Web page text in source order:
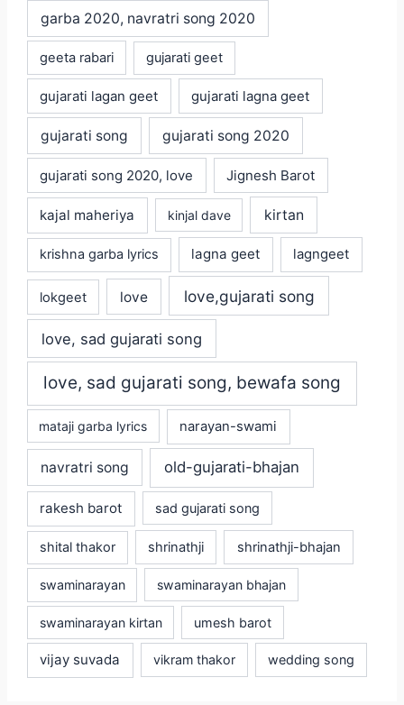
garba 2020, navratri song 2020
geeta rabari gujarati geet
gujarati lagan geet gujarati lagna geet
gujarati song gujarati song 2020
gujarati song 2020, love Jignesh Barot
kajal maheriya kinjal dave kirtan
krishna garba lyrics lagna geet lagngeet
lokgeet love love,gujarati song
love, sad gujarati song
love, sad gujarati song, bewafa song
mataji garba lyrics narayan-swami
navratri song old-gujarati-bhajan
rakesh barot sad gujarati song
shital thakor shrinathji shrinathji-bhajan
swaminarayan swaminarayan bhajan
swaminarayan kirtan umesh barot
vijay suvada vikram thakor wedding song